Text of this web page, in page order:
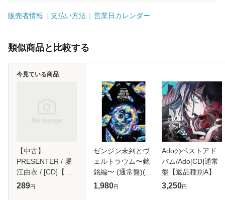
販売者情報 支払い方法 営業日カレンダー
類似商品と比較する
【中古】
PRESENTER / 堀
江由衣 / [CD]【メ
ール便送料無料】
289円
今見ている商品
ゼンジン未到とヴ
ェルトラウム〜銘
銘編〜 (通常盤)(2
枚組) [DVD]
1,980円
Adoのベストアド
バム/Ado[CD]通常
盤【返品種別A】
3,250円